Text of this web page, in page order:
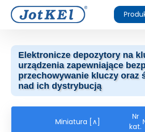
Elektronicze depozytory na
urządzenia zapewniające
przechowywanie kluczy oraz
nad ich dystrybucją
Miniatura [∧]
Nr
kat.